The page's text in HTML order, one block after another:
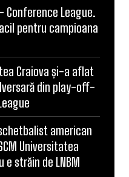
Conference League.
pentru campioana
Craiova și-a aflat
din play-off-
american
Universitatea
e străin de LNBM